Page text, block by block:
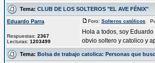
Tema: CLUB DE LOS SOLTEROS "EL AVE FÉNIX"
Eduardo Parra
Respuestas: 2367
Lecturas: 1203499
Foro: Solteros católicos
Hola a todos, soy
obvio soltero y catolico y
Tema: Bolsa de trabajo catolica: Personas que